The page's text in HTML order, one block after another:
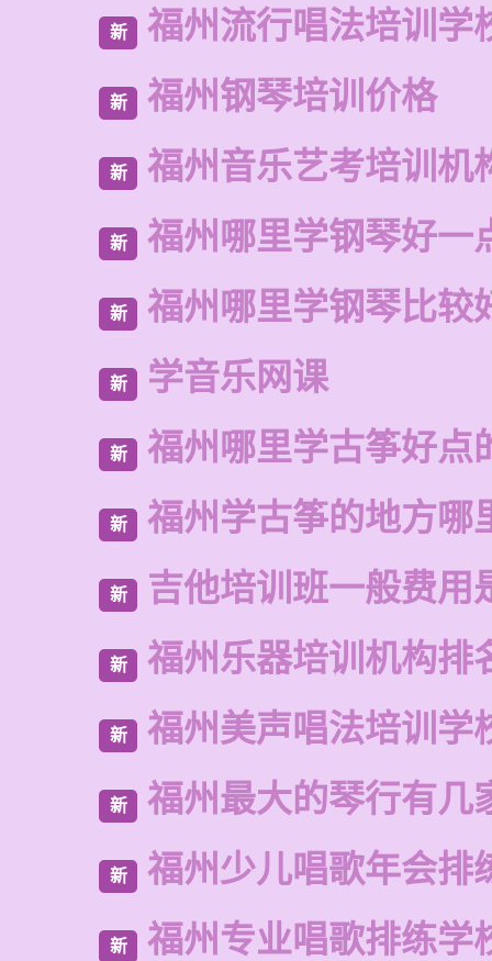
新 福州流行唱法培训学
新 福州钢琴培训价格
新 福州音乐艺考培训机
新 福州哪里学钢琴好一
新 福州哪里学钢琴比较
新 学音乐网课
新 福州哪里学古筝好点
新 福州学古筝的地方哪
新 吉他培训班一般费用
新 福州乐器培训机构排
新 福州美声唱法培训学
新 福州最大的琴行有几
新 福州少儿唱歌年会排
新 福州专业唱歌排练学